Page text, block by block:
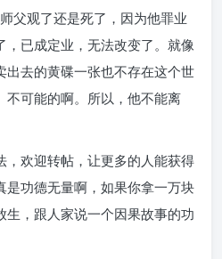
父观了还是死了，因为他罪业
，已成定业，无法改变了。就像
出去的黄碟一张也不存在这个世
不可能的啊。所以，他不能离
，欢迎转帖，让更多的人能获得
是功德无量啊，如果你拿一万块
生，跟人家说一个因果故事的功